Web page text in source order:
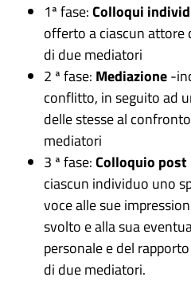
1ª fase:Colloqui
offerto a ciascun attore
di due mediatori
2 ª fase: Mediazione-
conflitto, in seguito ad
delle stesse al
mediatori
3 ª fase:Colloquio post
ciascun individuo uno
voce alle sue
svolto e alla sua
personale e del
di due mediatori.